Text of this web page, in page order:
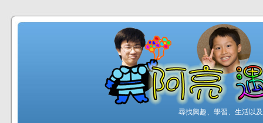
尋找興趣、學習、生活以